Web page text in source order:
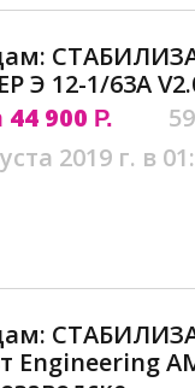
Э 12-1/63A
44 900 Р.
2019 г. в
Engineering